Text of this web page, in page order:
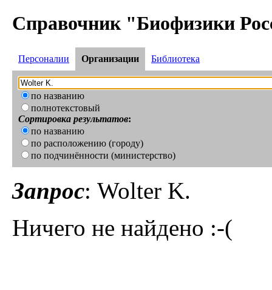
Справочник "Биофизики
Персоналии Организации Библиотека
по названию
полнотекстовый
Сортировка результатов:
по названию
по расположению (городу)
по подчинённости (министерство)
Запрос: Wolter K.
Ничего не найдено :-(